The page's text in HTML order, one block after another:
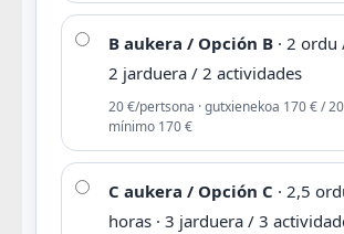
B aukera / Opción B · 2 ordu
2 jarduera / 2 actividades
20 €/pertsona · gutxienekoa 170 € /
mínimo 170 €
C aukera / Opción C · 2,5
horas · 3 jarduera / 3